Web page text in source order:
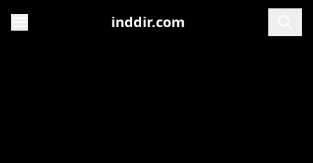
inddir.com